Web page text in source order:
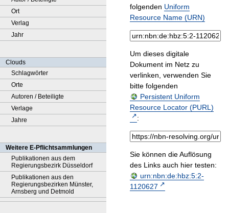
Ort
Verlag
Jahr
Clouds
Schlagwörter
Orte
Autoren / Beteiligte
Verlage
Jahre
Weitere E-Pflichtsammlungen
Publikationen aus dem
Regierungsbezirk Düsseldorf
Publikationen aus den
Regierungsbezirken Münster,
Arnsberg und Detmold
folgenden Uniform
Resource Name (URN)
Um dieses digitale
Dokument im Netz zu
verlinken, verwenden Sie
bitte folgenden
Persistent Uniform
Resource Locator (PURL)
:
Sie können die Auflösung
des Links auch hier testen:
urn:nbn:de:hbz:5:2-
1120627